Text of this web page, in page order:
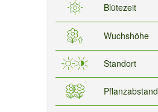
Blütezeit
Wuchshöhe
Standort
Pflanzabstand